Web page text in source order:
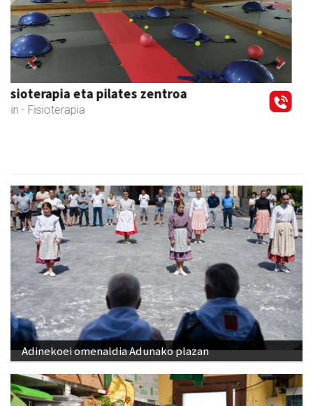
Tximeleta oihal-denda
Andoain - Oihal-denda
Previous Next
Adinekoei omenaldia Adunako plazan